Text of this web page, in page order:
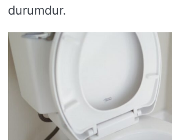
durumdur.